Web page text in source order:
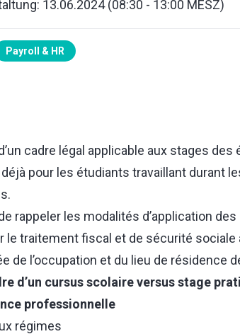
13.06.2024 (08:30 - 13:00 MESZ)
Payroll & HR
cadre légal applicable aux stages des
pour les étudiants travaillant durant
rappeler les modalités d’application
traitement fiscal et de sécurité sociale
de l’occupation et du lieu de résidence
d’un cursus scolaire versus stage
professionnelle
régimes